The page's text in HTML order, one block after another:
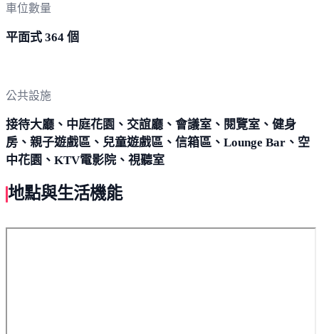
車位數量
平面式 364 個
公共設施
接待大廳、中庭花園、交誼廳、會議室、閱覽室、健身
房、親子遊戲區、兒童遊戲區、信箱區、Lounge Bar、空
中花園、KTV電影院、視聽室
地點與生活機能